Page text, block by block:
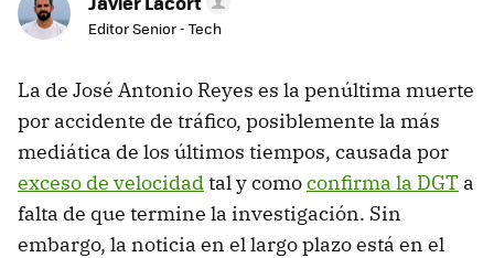
Editor Senior - Tech
La de José Antonio Reyes es la penúltima muerte
por accidente de tráfico, posiblemente la más
mediática de los últimos tiempos, causada por
exceso de velocidadtal y comoconfirma la DGT a
falta de que termine la investigación. Sin
embargo, la noticia en el largo plazo está en el